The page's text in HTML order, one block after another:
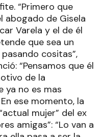
ella pasa a ser la
se enteró por mí,
hasta hace
Ellos ya estaban
mundo le decía
Fernández, la
sido infiel a su ex
con otros padres
hijos y los de Gago.
y Fernando